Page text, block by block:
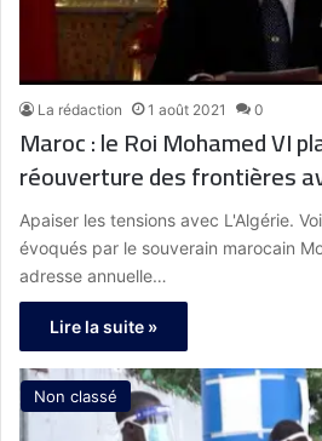
La rédaction 1 août 2021 0
Maroc : le Roi Mohamed VI
réouverture des frontières
Apaiser les tensions avec L'Algérie.
évoqués par le souverain marocain
adresse annuelle…
Lire la suite »
Non classé